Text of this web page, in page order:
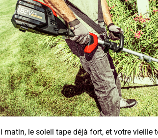
le soleil tape déjà fort, et votre vieille